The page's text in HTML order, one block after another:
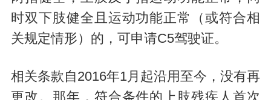
时双下肢健全且运动功能正常（或符合相
关规定情形）的，可申请C5驾驶证。
相关条款自2016年1月起沿用至今，没有再